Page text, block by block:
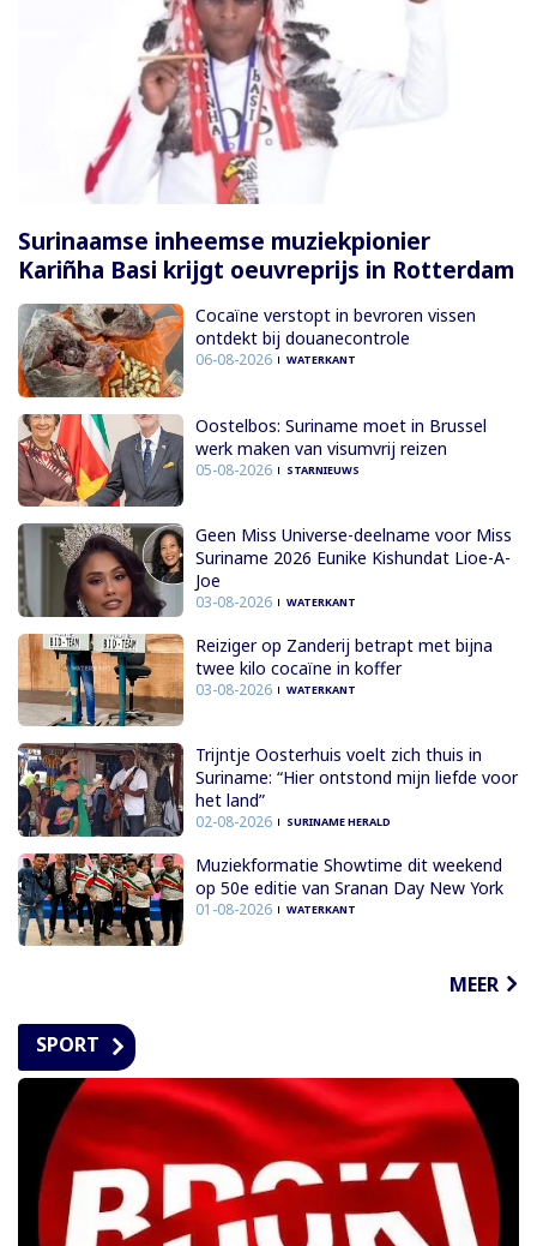
Surinaamse inheemse muziekpionier
Kariñha Basi krijgt oeuvreprijs in Rotterdam
Cocaïne verstopt in bevroren vissen
ontdekt bij douanecontrole
06-08-2026 WATERKANT
Oostelbos: Suriname moet in Brussel
werk maken van visumvrij reizen
05-08-2026 STARNIEUWS
Geen Miss Universe-deelname voor Miss
Suriname 2026 Eunike Kishundat Lioe-A-
Joe
03-08-2026 WATERKANT
Reiziger op Zanderij betrapt met bijna
twee kilo cocaïne in koffer
03-08-2026 WATERKANT
Trijntje Oosterhuis voelt zich thuis in
Suriname: “Hier ontstond mijn liefde voor
het land”
02-08-2026 SURINAME HERALD
Muziekformatie Showtime dit weekend
op 50e editie van Sranan Day New York
01-08-2026 WATERKANT
MEER
SPORT